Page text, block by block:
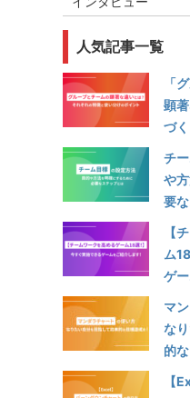
人気記事一覧
「
顕
づ
チ
や
要
【
ム
ゲ
マ
な
的
【